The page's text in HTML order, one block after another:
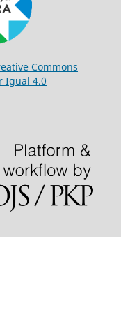
Commons
Igual 4.0